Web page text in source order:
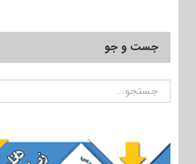
جست و جو
جستجو